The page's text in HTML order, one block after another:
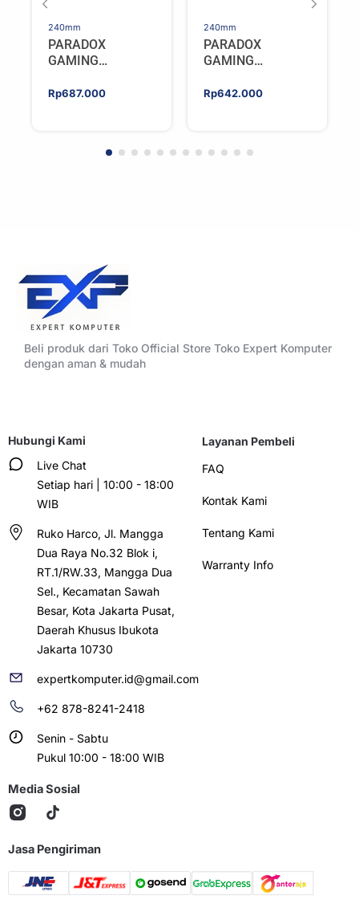
240mm
PARADOX
GAMING
ELIXIR 240 – AIO
Rp687.000
240mm
PARADOX
GAMING
ELIXIR 240 – AIO
Rp642.000
Beli produk dari Toko Official Store Toko Expert Komputer
dengan aman & mudah
Hubungi Kami
Live Chat
Setiap hari | 10:00 - 18:00
WIB
Ruko Harco, Jl. Mangga
Dua Raya No.32 Blok i,
RT.1/RW.33, Mangga Dua
Sel., Kecamatan Sawah
Besar, Kota Jakarta Pusat,
Daerah Khusus Ibukota
Jakarta 10730
expertkomputer.id@gmail.com
+62 878-8241-2418
Senin - Sabtu
Pukul 10:00 - 18:00 WIB
Layanan Pembeli
FAQ
Kontak Kami
Tentang Kami
Warranty Info
Media Sosial
Jasa Pengiriman